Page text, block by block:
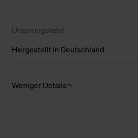
Ursprungsland
Hergestellt in Deutschland
Weniger Details